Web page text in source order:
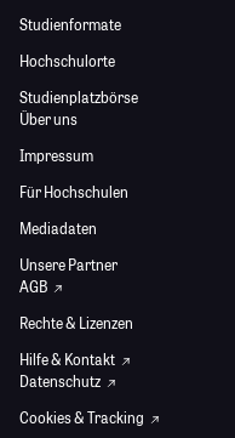
Studienformate
Hochschulorte
Studienplatzbörse
Über uns
Impressum
Für Hochschulen
Mediadaten
Unsere Partner
AGB
Rechte & Lizenzen
Hilfe & Kontakt
Datenschutz
Cookies & Tracking